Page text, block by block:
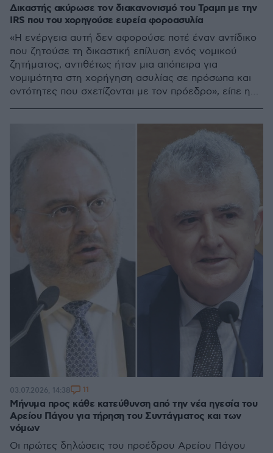
Δικαστής ακύρωσε τον διακανονισμό του Τραμπ με την
IRS που του χορηγούσε ευρεία φοροασυλία
«Η ενέργεια αυτή δεν αφορούσε ποτέ έναν αντίδικο
που ζητούσε τη δικαστική επίλυση ενός νομικού
ζητήματος, αντιθέτως ήταν μια απόπειρα για
νομιμότητα στη χορήγηση ασυλίας σε πρόσωπα και
οντότητες που σχετίζονται με τον πρόεδρο», είπε η
Μήνυμα προς κάθε κατεύθυνση από την νέα ηγεσία του
Αρείου Πάγου για τήρηση του Συντάγματος και των
νόμων
Οι πρώτες δηλώσεις του προέδρου Αρείου Πάγου
03.07.2026, 14:38 11